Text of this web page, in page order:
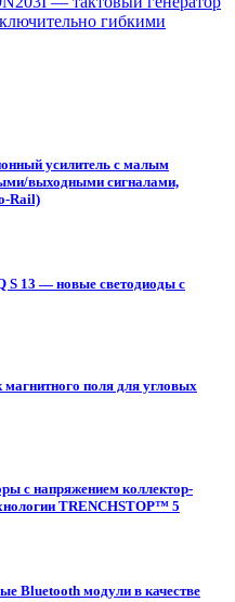
гибкими
усилитель с малым
выходными сигналами,
Rail)
S 13 — новые светодиоды с
поля для угловых
с напряжением коллектор-
TRENCHSTOP™ 5
Bluetooth модули в качестве